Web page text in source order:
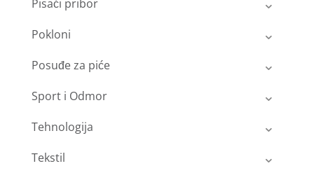
Pisaći pribor
Pokloni
Posuđe za piće
Sport i Odmor
Tehnologija
Tekstil